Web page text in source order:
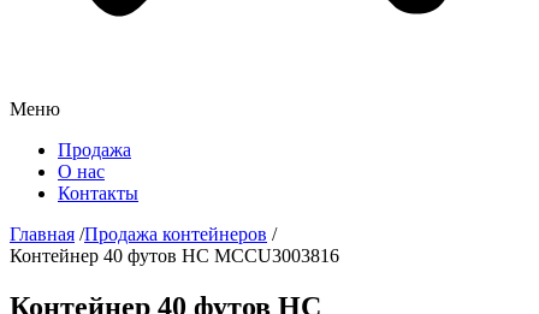
Меню
Продажа
О нас
Контакты
Главная /Продажа контейнеров /
Контейнер 40 футов HC MCCU3003816
Контейнер 40 футов HC